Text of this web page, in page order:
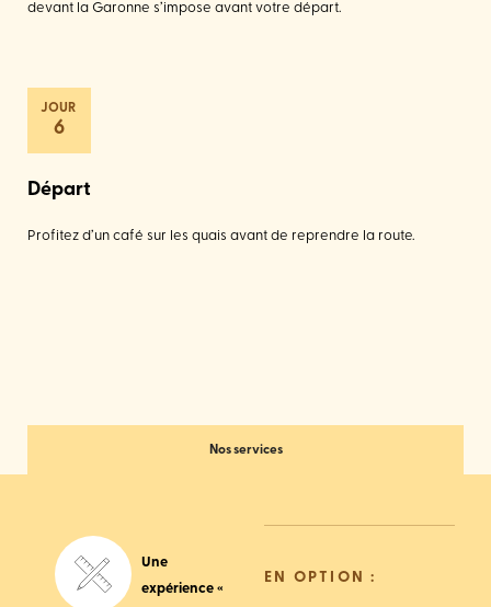
devant la Garonne s’impose avant votre départ.
6
Départ
Profitez d’un café sur les quais avant de reprendre la route.
Nos services
Une
expérience «
EN OPTION :